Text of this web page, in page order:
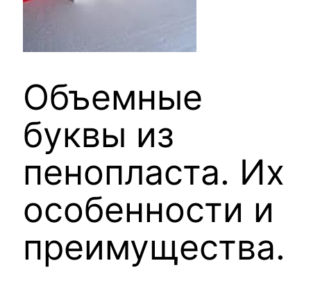
Объемные
буквы из
пенопласта. Их
особенности и
преимущества.